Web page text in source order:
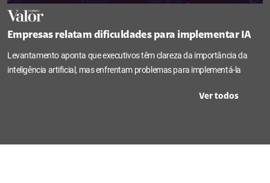
Empresas relatam dificuldades para implementar IA
Levantamento aponta que executivos têm clareza da importância da
inteligência artificial, mas enfrentam problemas para implementá-la
Ver todos